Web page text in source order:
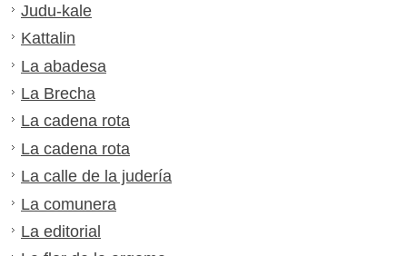
Judu-kale
Kattalin
La abadesa
La Brecha
La cadena rota
La cadena rota
La calle de la judería
La comunera
La editorial